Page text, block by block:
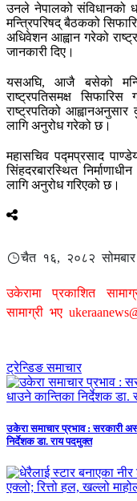
उनले नेपालको संविधानको
मन्त्रिपरिषद् बैठकको
अधिवेशन आह्वान गरेको
जानकारी दिए।
यसअघि, आजै बसेको
राष्ट्रपतिसमक्ष
राष्ट्रपतिको
लागि अनुरोध गरेको छ।
महासचिव पद्मप्रसाद
सिंहदरबारस्थित
लागि अनुरोध गरिएको छ।
चैत १६, २०८२
उकेरामा प्रकाशित
सामाग्री भए
ट्रेन्डिङ समाचार
उकेरा समाचार प्रभाव : सरकारी
निर्देशक डा. राय पदमुक्त